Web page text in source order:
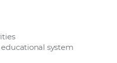
educational system